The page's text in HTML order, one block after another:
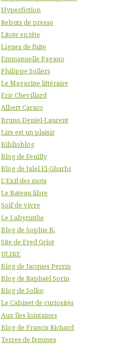
Hyperfiction
Rebuts de presse
Litote en tête
Lignes de fuite
Emmanuelle Pagano
Philippe Sollers
Le Magazine littéraire
Eric Chevillard
Albert Caraco
Bruno Deniel-Laurent
Lire est un plaisir
Biblioblog
Blog de Feuilly
Blog de Jalel El-Gharbi
L'Exil des mots
Le Bateau libre
Soif de vivre
Le Labyrinthe
Blog de Sophie K.
Site de Fred Griot
ULIKE
Blog de Jacques Perrin
Blog de Raphaël Sorin
Blog de Solko
Le Cabinet de curiosités
Aux îles lointaines
Blog de Francis Richard
Terres de femmes